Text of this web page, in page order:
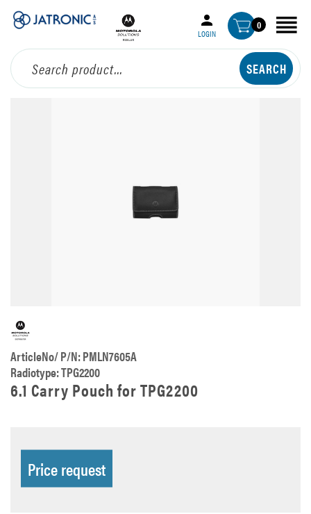
LOGIN
0
ArticleNo/ P/N: PMLN7605A
Radiotype: TPG2200
6.1 Carry Pouch for TPG2200
Price request